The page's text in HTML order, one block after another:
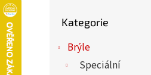
kategorie
Kategorie
Brýle
Speciální